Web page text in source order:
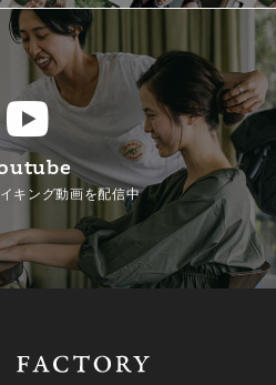
キング動画を配信中